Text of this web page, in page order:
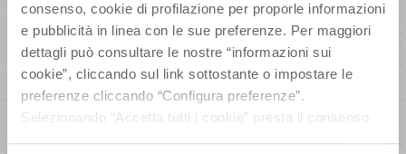
consenso, cookie di profilazione per proporle informazioni
e pubblicità in linea con le sue preferenze. Per maggiori
dettagli può consultare le nostre “informazioni sui
cookie”, cliccando sul link sottostante o impostare le
preferenze cliccando “Configura preferenze”.
Selezionando “Accetta tutti i cookie” presta il consenso
Scarica la Presentazione
Video